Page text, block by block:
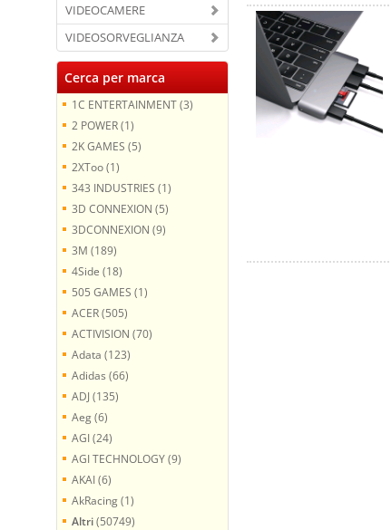
VIDEOCAMERE
VIDEOSORVEGLIANZA
Cerca per marca
1C ENTERTAINMENT (3)
2 POWER (1)
2K GAMES (5)
2XToo (1)
343 INDUSTRIES (1)
3D CONNEXION (5)
3DCONNEXION (9)
3M (189)
4Side (18)
505 GAMES (1)
ACER (505)
ACTIVISION (70)
Adata (123)
Adidas (66)
ADJ (135)
Aeg (6)
AGI (24)
AGI TECHNOLOGY (9)
AKAI (6)
AkRacing (1)
Altri(50749)